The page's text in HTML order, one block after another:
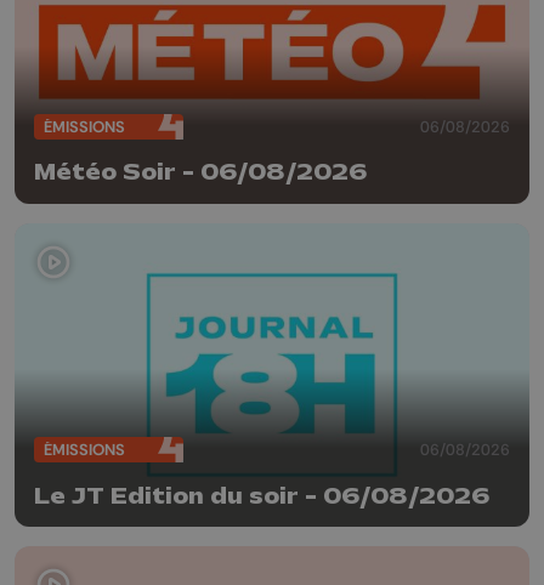
ÉMISSIONS 06/08/2026
Météo Soir - 06/08/2026
ÉMISSIONS 06/08/2026
Le JT Edition du soir - 06/08/2026